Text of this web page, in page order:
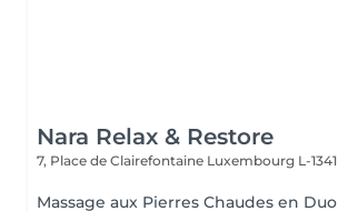
Nara Relax & Restore
7, Place de Clairefontaine Luxembourg L-1341
Massage aux Pierres Chaudes en Duo